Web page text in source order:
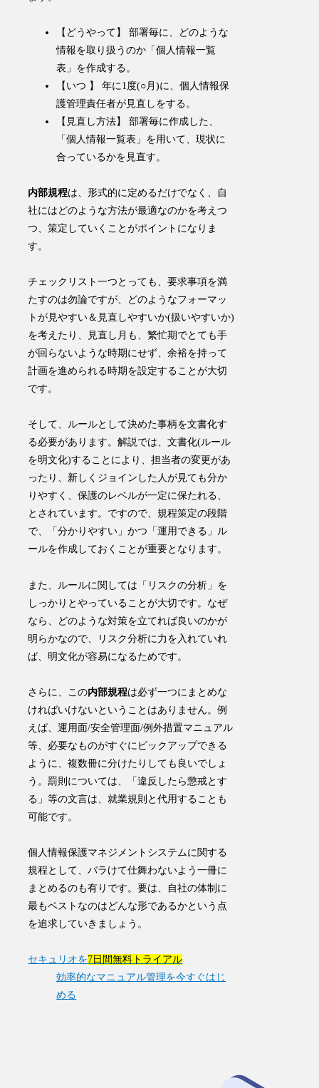
【どうやって】 部署毎に、どのような
情報を取り扱うのか「個人情報一覧
表」を作成する。
【いつ 】 年に1度(○月)に、個人情報保
護管理責任者が見直しをする。
【見直し方法】 部署毎に作成した、
「個人情報一覧表」を用いて、現状に
合っているかを見直す。
内部規程は、形式的に定めるだけでなく、自
社にはどのような方法が最適なのかを考えつ
つ、策定していくことがポイント になりま
す。
チェックリスト一つとっても、要求事項を満
たすのは勿論ですが、どのようなフォーマッ
トが見やすい＆見直しやすいか(扱いやすいか)
を考えたり、見直し月も、繁忙期でとても手
が回らないような時期にせず、余裕を持って
計画を進められる時期を設定することが大切
です。
そして、ルールとして決めた事柄を文書化す
る必要があります。解説では、文書化(ルール
を明文化)することにより、担当者の変更があ
ったり、新しくジョインした人が見ても分か
りやすく、保護のレベルが一定に保たれる、
とされています。ですので、規程策定の段階
で、「分かりやすい」かつ「運用できる」ル
ールを作成しておくことが重要となります。
また、ルールに関しては「リスクの分析」を
しっかりとやっていることが大切です。なぜ
なら、どのような対策を立てれば良いのかが
明らかなので、リスク分析に力を入れていれ
ば、明文化が容易になるためです。
さらに、この内部規程は必ず一つにまとめな
ければいけないということはありません 。例
えば、運用面/安全管理面/例外措置マニュアル
等、必要なものがすぐにピックアップできる
ように、複数冊に分けたりしても良いでしょ
う。罰則については、「違反したら懲戒とす
る」等の文言は、就業規則と代用することも
可能です。
個人情報保護マネジメントシステムに関する
規程として、バラけて仕舞わないよう一冊に
まとめるのも有りです。要は、自社の体制に
最もベストなのはどんな形であるかという点
を追求していきましょう。
セキュリオを7日間無料トライアル
効率的なマニュアル管理を今すぐはじ
める